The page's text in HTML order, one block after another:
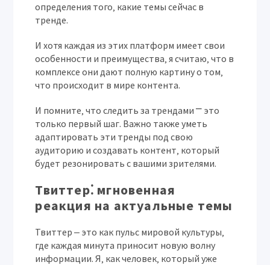
определения того‚ какие темы сейчас в
тренде.
И хотя каждая из этих платформ имеет свои
особенности и преимущества‚ я считаю‚ что в
комплексе они дают полную картину о том‚
что происходит в мире контента.
И помните‚ что следить за трендами ⎻ это
только первый шаг. Важно также уметь
адаптировать эти тренды под свою
аудиторию и создавать контент‚ который
будет резонировать с вашими зрителями.
Твиттер⁚ мгновенная
реакция на актуальные темы
Твиттер ‒ это как пульс мировой культуры‚
где каждая минута приносит новую волну
информации. Я‚ как человек‚ который уже